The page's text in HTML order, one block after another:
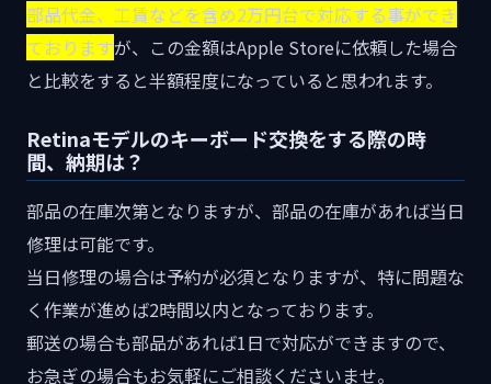
部品代金、工賃などを含め2万円台で対応する事ができ
ておりますが、この金額はApple Storeに依頼した場合
と比較をすると半額程度になっていると思われます。
Retinaモデルのキーボード交換をする際の時
間、納期は？
部品の在庫次第となりますが、部品の在庫があれば当日
修理は可能です。
当日修理の場合は予約が必須となりますが、特に問題な
く作業が進めば2時間以内となっております。
郵送の場合も部品があれば1日で対応ができますので、
お急ぎの場合もお気軽にご相談くださいませ。